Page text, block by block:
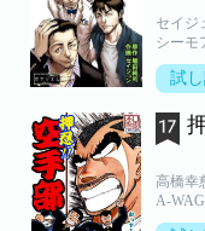
セイジ
シーモ
試
高橋幸
A-